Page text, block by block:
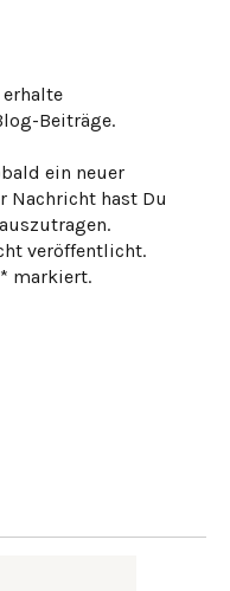
Beiträge.
ein neuer
Nachricht hast Du
veröffentlicht.
markiert.